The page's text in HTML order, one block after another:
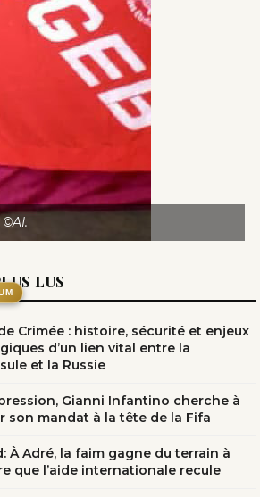
LUS
Crimée : histoire, sécurité et enjeux
d’un lien vital entre la
et la Russie
Gianni Infantino cherche à
son mandat à la tête de la Fifa
À Adré, la faim gagne du terrain à
que l’aide internationale recule